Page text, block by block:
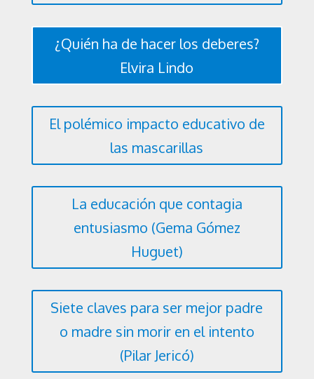
¿Quién ha de hacer los deberes?
Elvira Lindo
El polémico impacto educativo de
las mascarillas
La educación que contagia
entusiasmo (Gema Gómez
Huguet)
Siete claves para ser mejor padre
o madre sin morir en el intento
(Pilar Jericó)